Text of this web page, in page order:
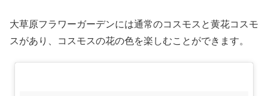
大草原フラワーガーデンには通常のコスモスと黄花コスモ
スがあり、コスモスの花の色を楽しむことができます。